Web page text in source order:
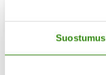
Suostumus